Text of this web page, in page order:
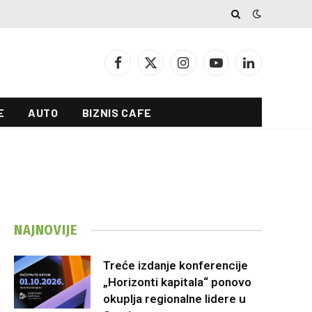
Facebook
X
InstagramYouTubeLinkedIn
AUTO BIZNIS CAFE
NAJNOVIJE
Treće izdanje konferencije
„Horizonti kapitala“ ponovo
okuplja regionalne lidere u